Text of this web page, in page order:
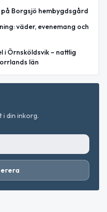
Borgsjö hembygdsgård
väder, evenemang och
i Örnsköldsvik – nattlig
län
i din inkorg.